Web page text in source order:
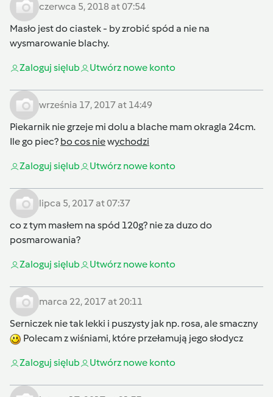
czerwca 5, 2018 at 07:54
Masło jest do ciastek - by zrobić spód a nie na
wysmarowanie blachy.
Zaloguj sięlub Utwórz nowe konto
września 17, 2017 at 14:49
Piekarnik nie grzeje mi dolu a blache mam okragla 24cm.
Ile go piec? bo cos niewychodzi
Zaloguj sięlub Utwórz nowe konto
lipca 5, 2017 at 07:37
co z tym masłem na spód 120g? nie za duzo do
posmarowania?
Zaloguj sięlub Utwórz nowe konto
marca 22, 2017 at 20:11
Serniczek nie tak lekki i puszysty jak np. rosa, ale smaczny
Polecam z wiśniami, które przełamują jego słodycz
Zaloguj sięlub Utwórz nowe konto